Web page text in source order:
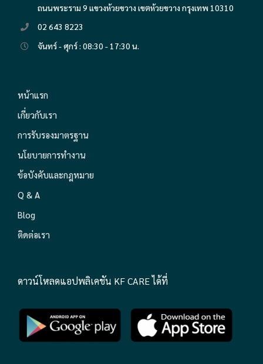
ถนนพระราม 9 แขวงห้วยขวาง เขตห้วยขวาง กรุงเทพ 10310
02 643 8223
จันทร์ - ศุกร์ : 08:30 - 17:30 น.
หน้าแรก
เกี่ยวกับเรา
การรับรองมาตรฐาน
นโยบายการทำงาน
ข้อบังคับและกฎหมาย
Q & A
Blog
ติดต่อเรา
ดาวน์โหลดแอปพลิเคชัน KF CARE ได้ที่